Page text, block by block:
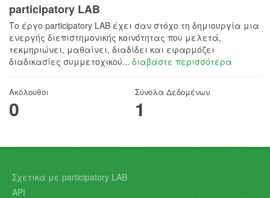
participatory LAB
Το έργο participatory LAB έχει σαν στόχο τη δημιουργία μια
ενεργής διεπιστημονικής κοινότητας που μελετά,
τεκμηριώνει, μαθαίνει, διαδίδει και εφαρμόζει
διαδικασίες συμμετοχικού... διαβάστε περισσότερα
Ακόλουθοι
0
Σύνολα Δεδομένων
1
Σχετικά με participatory LAB
API